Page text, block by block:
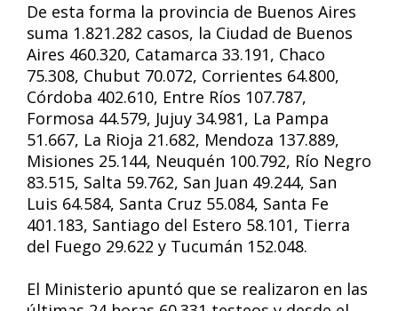
De esta forma la provincia de Buenos Aires
suma 1.821.282 casos, la Ciudad de Buenos
Aires 460.320, Catamarca 33.191, Chaco
75.308, Chubut 70.072, Corrientes 64.800,
Córdoba 402.610, Entre Ríos 107.787,
Formosa 44.579, Jujuy 34.981, La Pampa
51.667, La Rioja 21.682, Mendoza 137.889,
Misiones 25.144, Neuquén 100.792, Río Negro
83.515, Salta 59.762, San Juan 49.244, San
Luis 64.584, Santa Cruz 55.084, Santa Fe
401.183, Santiago del Estero 58.101, Tierra
del Fuego 29.622 y Tucumán 152.048.
El Ministerio apuntó que se realizaron en las